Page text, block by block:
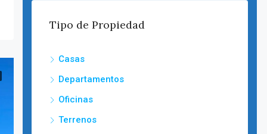
Tipo de Propiedad
Casas
Departamentos
Oficinas
Terrenos